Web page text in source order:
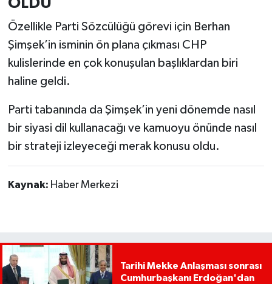
Özellikle Parti Sözcülüğü görevi için Berhan
Şimşek’in isminin ön plana çıkması CHP
kulislerinde en çok konuşulan başlıklardan biri
haline geldi.
Parti tabanında da Şimşek’in yeni dönemde nasıl
bir siyasi dil kullanacağı ve kamuoyu önünde nasıl
bir strateji izleyeceği merak konusu oldu.
Kaynak: Haber Merkezi
Tarihi Mekke Anlaşması sonrası
Cumhurbaşkanı Erdoğan'dan